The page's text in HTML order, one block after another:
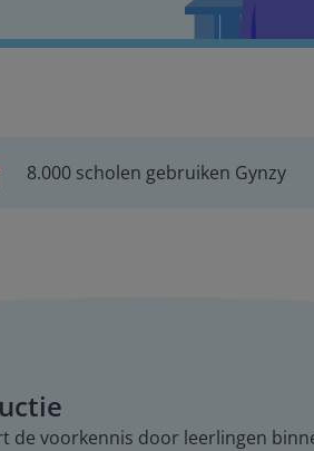
8.000 scholen gebruiken Gynzy
de voorkennis door leerlingen